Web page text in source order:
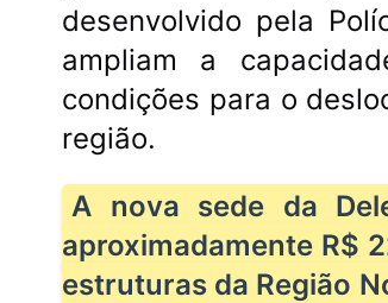
desenvolvido pela
ampliam a
condições para o
região.
A nova sede da
aproximadamente R$
estruturas da Região